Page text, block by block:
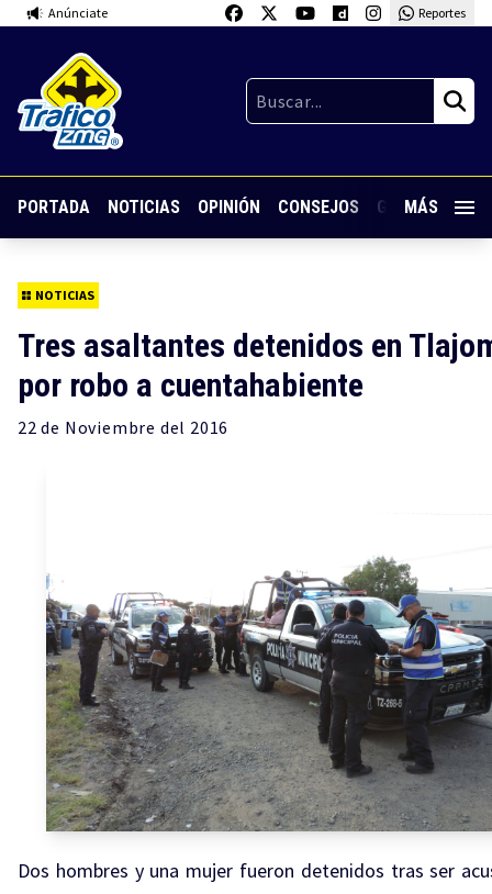
Anúnciate Reportes
PORTADA NOTICIAS OPINIÓN CONSEJOS GUARDIA
MÁS
NOTICIAS
Tres asaltantes detenidos en
por robo a cuentahabiente
22 de Noviembre del 2016
Dos hombres y una mujer fueron detenidos tras ser